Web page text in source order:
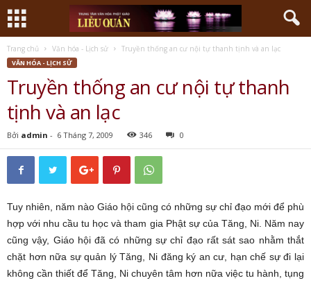
Trang chủ Văn hóa - Lịch sử Truyền thống an cư nội tự thanh tịnh và an lạc
VĂN HÓA - LỊCH SỬ
Truyền thống an cư nội tự thanh
tịnh và an lạc
Bởi admin - 6 Tháng 7, 2009 346 0
Tuy nhiên, năm nào Giáo hội cũng có những sự chỉ đạo mới để phù
hợp với nhu cầu tu học và tham gia Phật sự của Tăng, Ni. Năm nay
cũng vậy, Giáo hội đã có những sự chỉ đạo rất sát sao nhằm thắt
chặt hơn nữa sự quản lý Tăng, Ni đăng ký an cư, hạn chế sự đi lại
không cần thiết để Tăng, Ni chuyên tâm hơn nữa việc tu hành, tụng